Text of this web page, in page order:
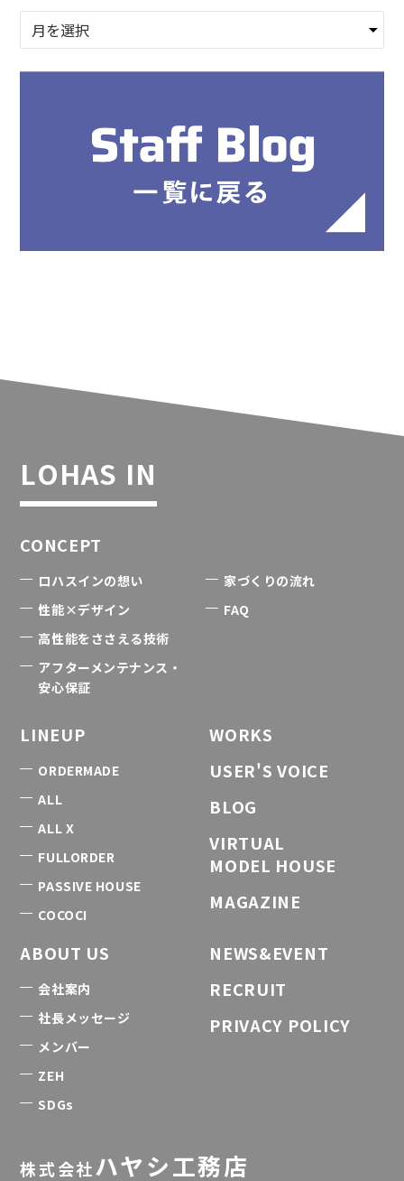
LOHAS IN
CONCEPT
ロハスインの想い
性能×デザイン
高性能をささえる技術
アフターメンテナンス・
安心保証
家づくりの流れ
FAQ
LINEUP
ORDERMADE
ALL
ALL X
FULLORDER
PASSIVE HOUSE
COCOCI
WORKS
USER'S VOICE
BLOG
VIRTUAL
MODEL HOUSE
MAGAZINE
ABOUT US
会社案内
社長メッセージ
メンバー
ZEH
SDGs
NEWS&EVENT
RECRUIT
PRIVACY POLICY
株式会社ハヤシ工務店